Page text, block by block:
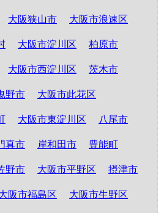
大阪狭山市 大阪市浪速区
大阪市淀川区 柏原市
大阪市西淀川区 茨木市
野市 大阪市此花区
大阪市東淀川区 八尾市
真市 岸和田市 豊能町
野市 大阪市平野区 摂津市
阪市福島区 大阪市生野区